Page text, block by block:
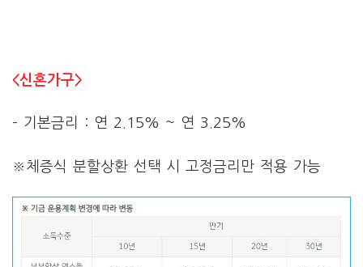
<신혼가구>
– 기본금리 : 연 2.15% ~ 연 3.25%
※체증식 분할상환 선택 시 고정금리만 적용 가능